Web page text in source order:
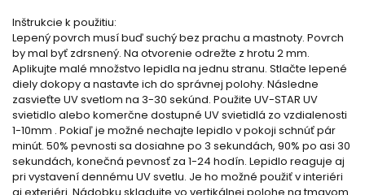
Inštrukcie k použitiu:
Lepený povrch musí buď suchý bez prachu a mastnoty. Povrch
by mal byť zdrsnený. Na otvorenie odrežte z hrotu 2 mm.
Aplikujte malé množstvo lepidla na jednu stranu. Stlačte lepené
diely dokopy a nastavte ich do správnej polohy. Následne
zasvieťte UV svetlom na 3-30 sekúnd. Použite UV-STAR UV
svietidlo alebo komerčne dostupné UV svietidlá zo vzdialenosti
1-10mm . Pokiaľ je možné nechajte lepidlo v pokoji schnúť pár
minút. 50% pevnosti sa dosiahne po 3 sekundách, 90% po asi 30
sekundách, konečná pevnosť za 1-24 hodín. Lepidlo reaguje aj
pri vystavení dennému UV svetlu. Je ho možné použiť v interiéri
aj exteriéri. Nádobku skladujte vo vertikálnej polohe na tmavom